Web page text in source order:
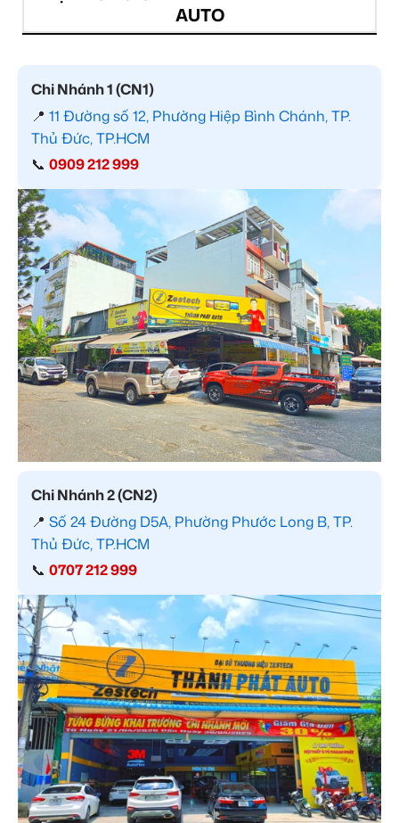
AUTO
Chi Nhánh 1 (CN1)
📍 11 Đường số 12, Phường Hiệp Bình Chánh, TP.
Thủ Đức, TP.HCM
📞 0909 212 999
Chi Nhánh 2 (CN2)
📍 Số 24 Đường D5A, Phường Phước Long B, TP.
Thủ Đức, TP.HCM
📞 0707 212 999